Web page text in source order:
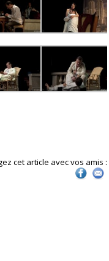
cet article avec vos amis :